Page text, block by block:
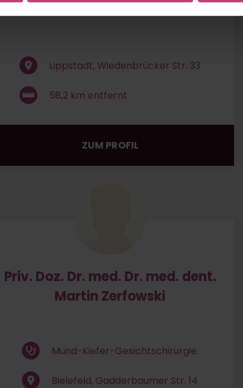
Lippstadt, Wiedenbrücker Str. 33
58,2 km entfernt
ZUM PROFIL
Priv. Doz. Dr. med. Dr. med. dent.
Martin Zerfowski
Mund-Kiefer-Gesichtschirurgie
Bielefeld, Gadderbaumer Str. 14